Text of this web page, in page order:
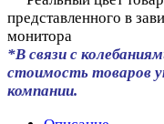
представленного в
монитора
*В связи с
стоимость товаров
компании.